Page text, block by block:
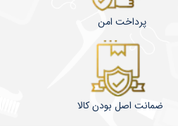
ضمانت اصل بودن کالا
پرداخت امن